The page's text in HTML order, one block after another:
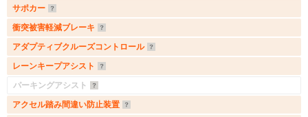
サポカー
衝突被害軽減ブレーキ
アダプティブクルーズコントロール
レーンキープアシスト
パーキングアシスト
アクセル踏み間違い防止装置